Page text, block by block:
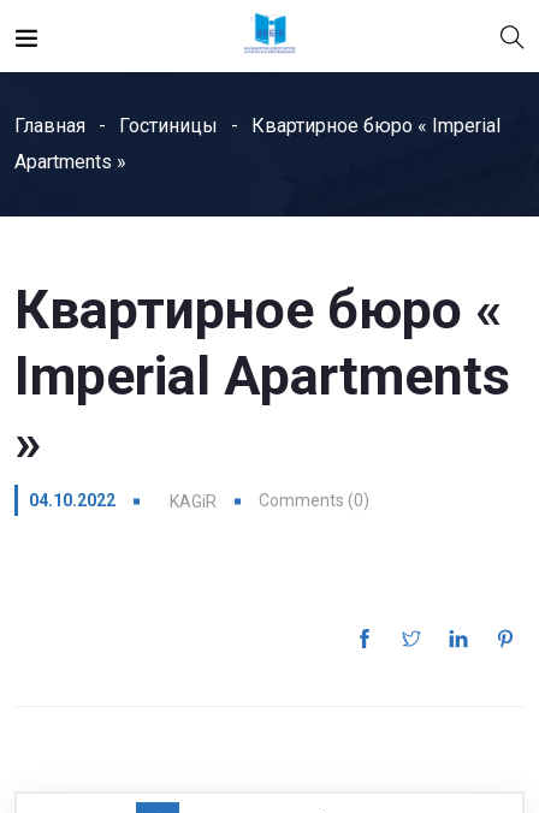
Главная Гостиницы
Квартирное бюро « Imperial
Apartments »
Квартирное бюро «
Imperial Apartments
»
04.10.2022 KAGiR Comments (0)